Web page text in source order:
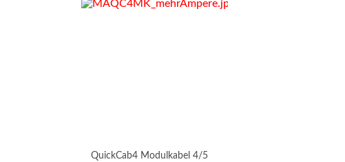
QuickCab4 Modulkabel 4/5